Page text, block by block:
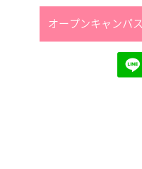
オープンキャンパス